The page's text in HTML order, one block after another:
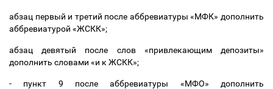
абзац первый и третий после аббревиатуры «МФК» дополнить
аббревиатурой «ЖСКК»;
абзац девятый после слов «привлекающим депозиты»
дополнить словами «и к ЖСКК»;
- пункт 9 после аббревиатуры «МФО» дополнить